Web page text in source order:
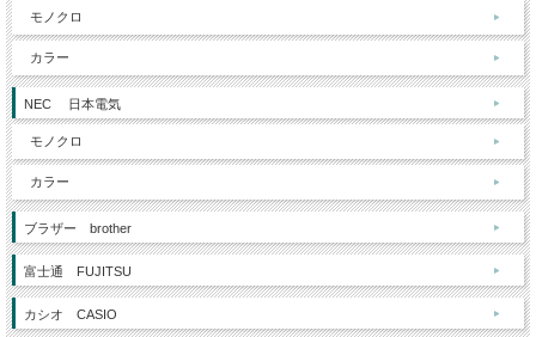
モノクロ
カラー
NEC 日本電気
モノクロ
カラー
ブラザー brother
富士通 FUJITSU
カシオ CASIO